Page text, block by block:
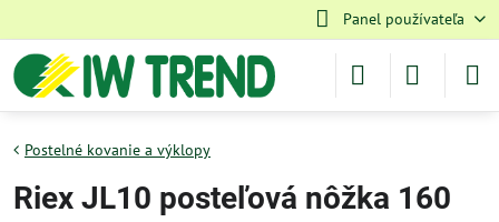
Panel používateľa
Postelné kovanie a výklopy
Riex JL10 posteľová nôžka 160